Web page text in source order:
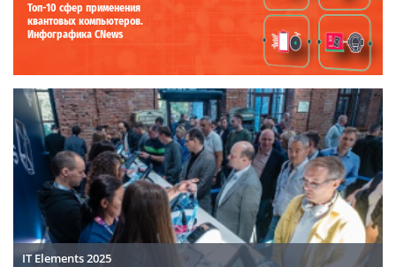
Топ-10 сфер применения
квантовых компьютеров.
Инфографика CNews
IT Elements 2025